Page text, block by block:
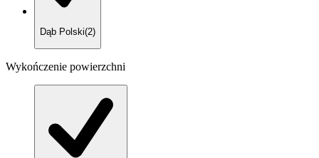
Dąb Polski(2)
Wykończenie powierzchni